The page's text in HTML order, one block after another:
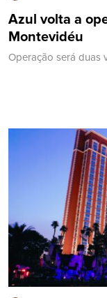
Azul volta a
Montevidéu
Operação será duas